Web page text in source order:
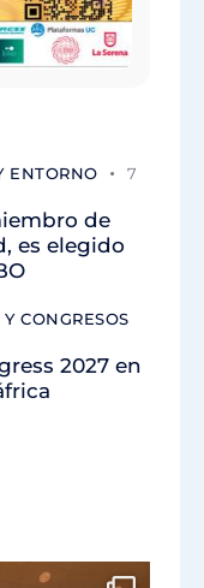
ENTORNO
7
de
es elegido
CONGRESOS
2027 en